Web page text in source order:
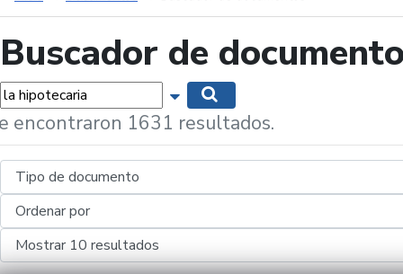
Buscador de
Mostrar opciones de búsqueda
encontraron 1631 resultados.